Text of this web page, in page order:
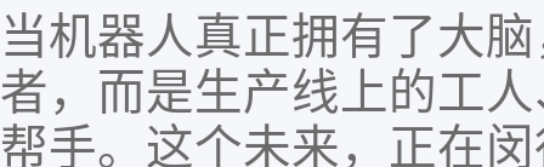
当机器人真正拥有了大
者，而是生产线上的工
帮手。这个未来，正在